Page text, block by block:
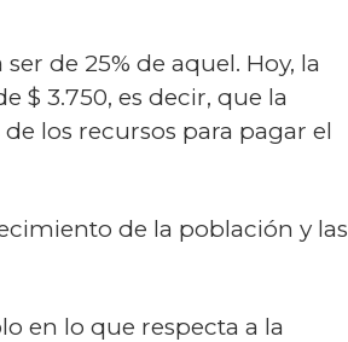
de 25% de aquel. Hoy, la
$ 3.750, es decir, que la
los recursos para pagar el
de la población y las
en lo que respecta a la